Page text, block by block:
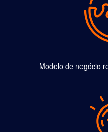
Modelo de negócio